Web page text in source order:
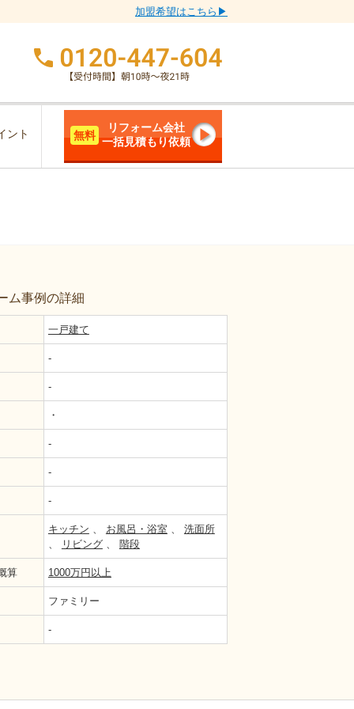
加盟希望はこちら▶
ント 無料
リフォーム会社
一括見積もり依頼
ム事例の詳細
一戸建て
-
-
・
-
-
-
キッチン お風呂・浴室
洗面所
リビング、 階段
算 1000万円以上
ファミリー
-